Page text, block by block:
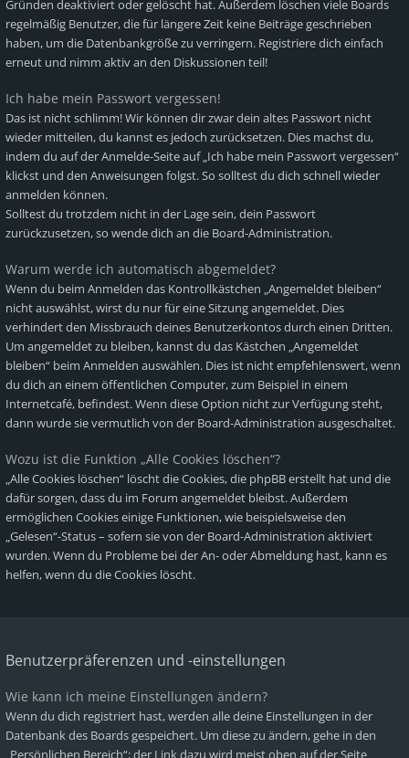
Gründen deaktiviert oder gelöscht hat. Außerdem löschen viele Boards
regelmäßig Benutzer, die für längere Zeit keine Beiträge geschrieben
haben, um die Datenbankgröße zu verringern. Registriere dich einfach
erneut und nimm aktiv an den Diskussionen teil!
Ich habe mein Passwort vergessen!
Das ist nicht schlimm! Wir können dir zwar dein altes Passwort nicht
wieder mitteilen, du kannst es jedoch zurücksetzen. Dies machst du,
indem du auf der Anmelde-Seite auf „Ich habe mein Passwort vergessen“
klickst und den Anweisungen folgst. So solltest du dich schnell wieder
anmelden können.
Solltest du trotzdem nicht in der Lage sein, dein Passwort
zurückzusetzen, so wende dich an die Board-Administration.
Warum werde ich automatisch abgemeldet?
Wenn du beim Anmelden das Kontrollkästchen „Angemeldet bleiben“
nicht auswählst, wirst du nur für eine Sitzung angemeldet. Dies
verhindert den Missbrauch deines Benutzerkontos durch einen Dritten.
Um angemeldet zu bleiben, kannst du das Kästchen „Angemeldet
bleiben“ beim Anmelden auswählen. Dies ist nicht empfehlenswert, wenn
du dich an einem öffentlichen Computer, zum Beispiel in einem
Internetcafé, befindest. Wenn diese Option nicht zur Verfügung steht,
dann wurde sie vermutlich von der Board-Administration ausgeschaltet.
Wozu ist die Funktion „Alle Cookies löschen“?
„Alle Cookies löschen“ löscht die Cookies, die phpBB erstellt hat und die
dafür sorgen, dass du im Forum angemeldet bleibst. Außerdem
ermöglichen Cookies einige Funktionen, wie beispielsweise den
„Gelesen“-Status – sofern sie von der Board-Administration aktiviert
wurden. Wenn du Probleme bei der An- oder Abmeldung hast, kann es
helfen, wenn du die Cookies löscht.
Benutzerpräferenzen und -einstellungen
Wie kann ich meine Einstellungen ändern?
Wenn du dich registriert hast, werden alle deine Einstellungen in der
Datenbank des Boards gespeichert. Um diese zu ändern, gehe in den
„Persönlichen Bereich“; der Link dazu wird meist oben auf der Seite